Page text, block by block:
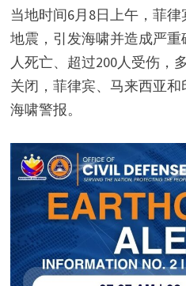
当地时间6月8日上午，菲
地震，引发海啸并造成严
人死亡、超过200人受伤，
关闭，菲律宾、马来西亚
海啸警报。